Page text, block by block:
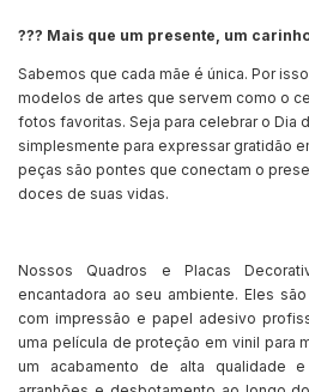
?‍?‍? Mais que um presente, um
Sabemos que cada mãe é única. Por
modelos de artes que servem como o
fotos favoritas. Seja para celebrar o Dia
simplesmente para expressar gratidão
peças são pontes que conectam o
doces de suas vidas.
Nossos Quadros e Placas
encantadora ao seu ambiente. Eles
com impressão e papel adesivo
uma película de proteção em vinil para
um acabamento de alta qualidade